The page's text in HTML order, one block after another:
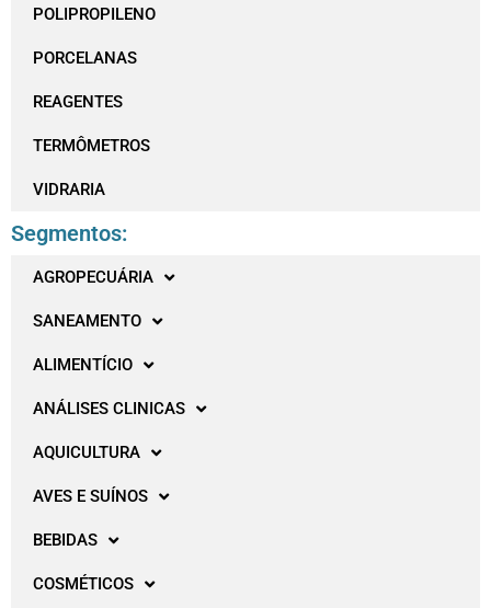
POLIPROPILENO
PORCELANAS
REAGENTES
TERMÔMETROS
VIDRARIA
Segmentos:
AGROPECUÁRIA
SANEAMENTO
ALIMENTÍCIO
ANÁLISES CLINICAS
AQUICULTURA
AVES E SUÍNOS
BEBIDAS
COSMÉTICOS